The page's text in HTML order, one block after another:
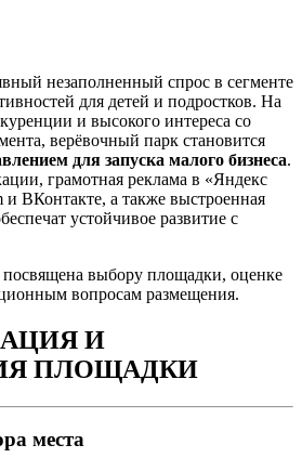
незаполненный спрос в сегменте
для детей и подростков. На
и высокого интереса со
верёвочный парк становится
для запуска малого бизнеса.
грамотная реклама в «Яндекс
ВКонтакте, а также выстроенная
устойчивое развитие с
посвящена выбору площадки, оценке
вопросам размещения.
И
ПЛОЩАДКИ
места